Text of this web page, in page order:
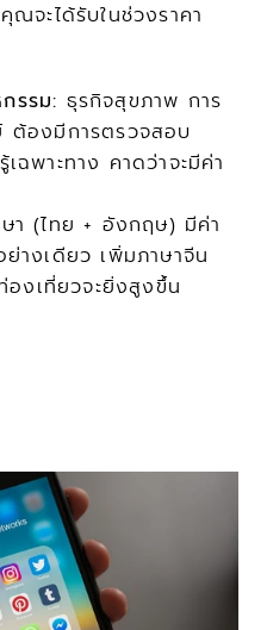
จะได้รับในช่วงราคา
รรม: ธุรกิจสุขภาพ การ
ต้องมีการตรวจสอบ
ฉพาะทาง คาดว่าจะมีค่า
า (ไทย + อังกฤษ) มีค่า
ย่างเดียว เพิ่มภาษาจีน
งเที่ยวจะยิ่งสูงขึ้น